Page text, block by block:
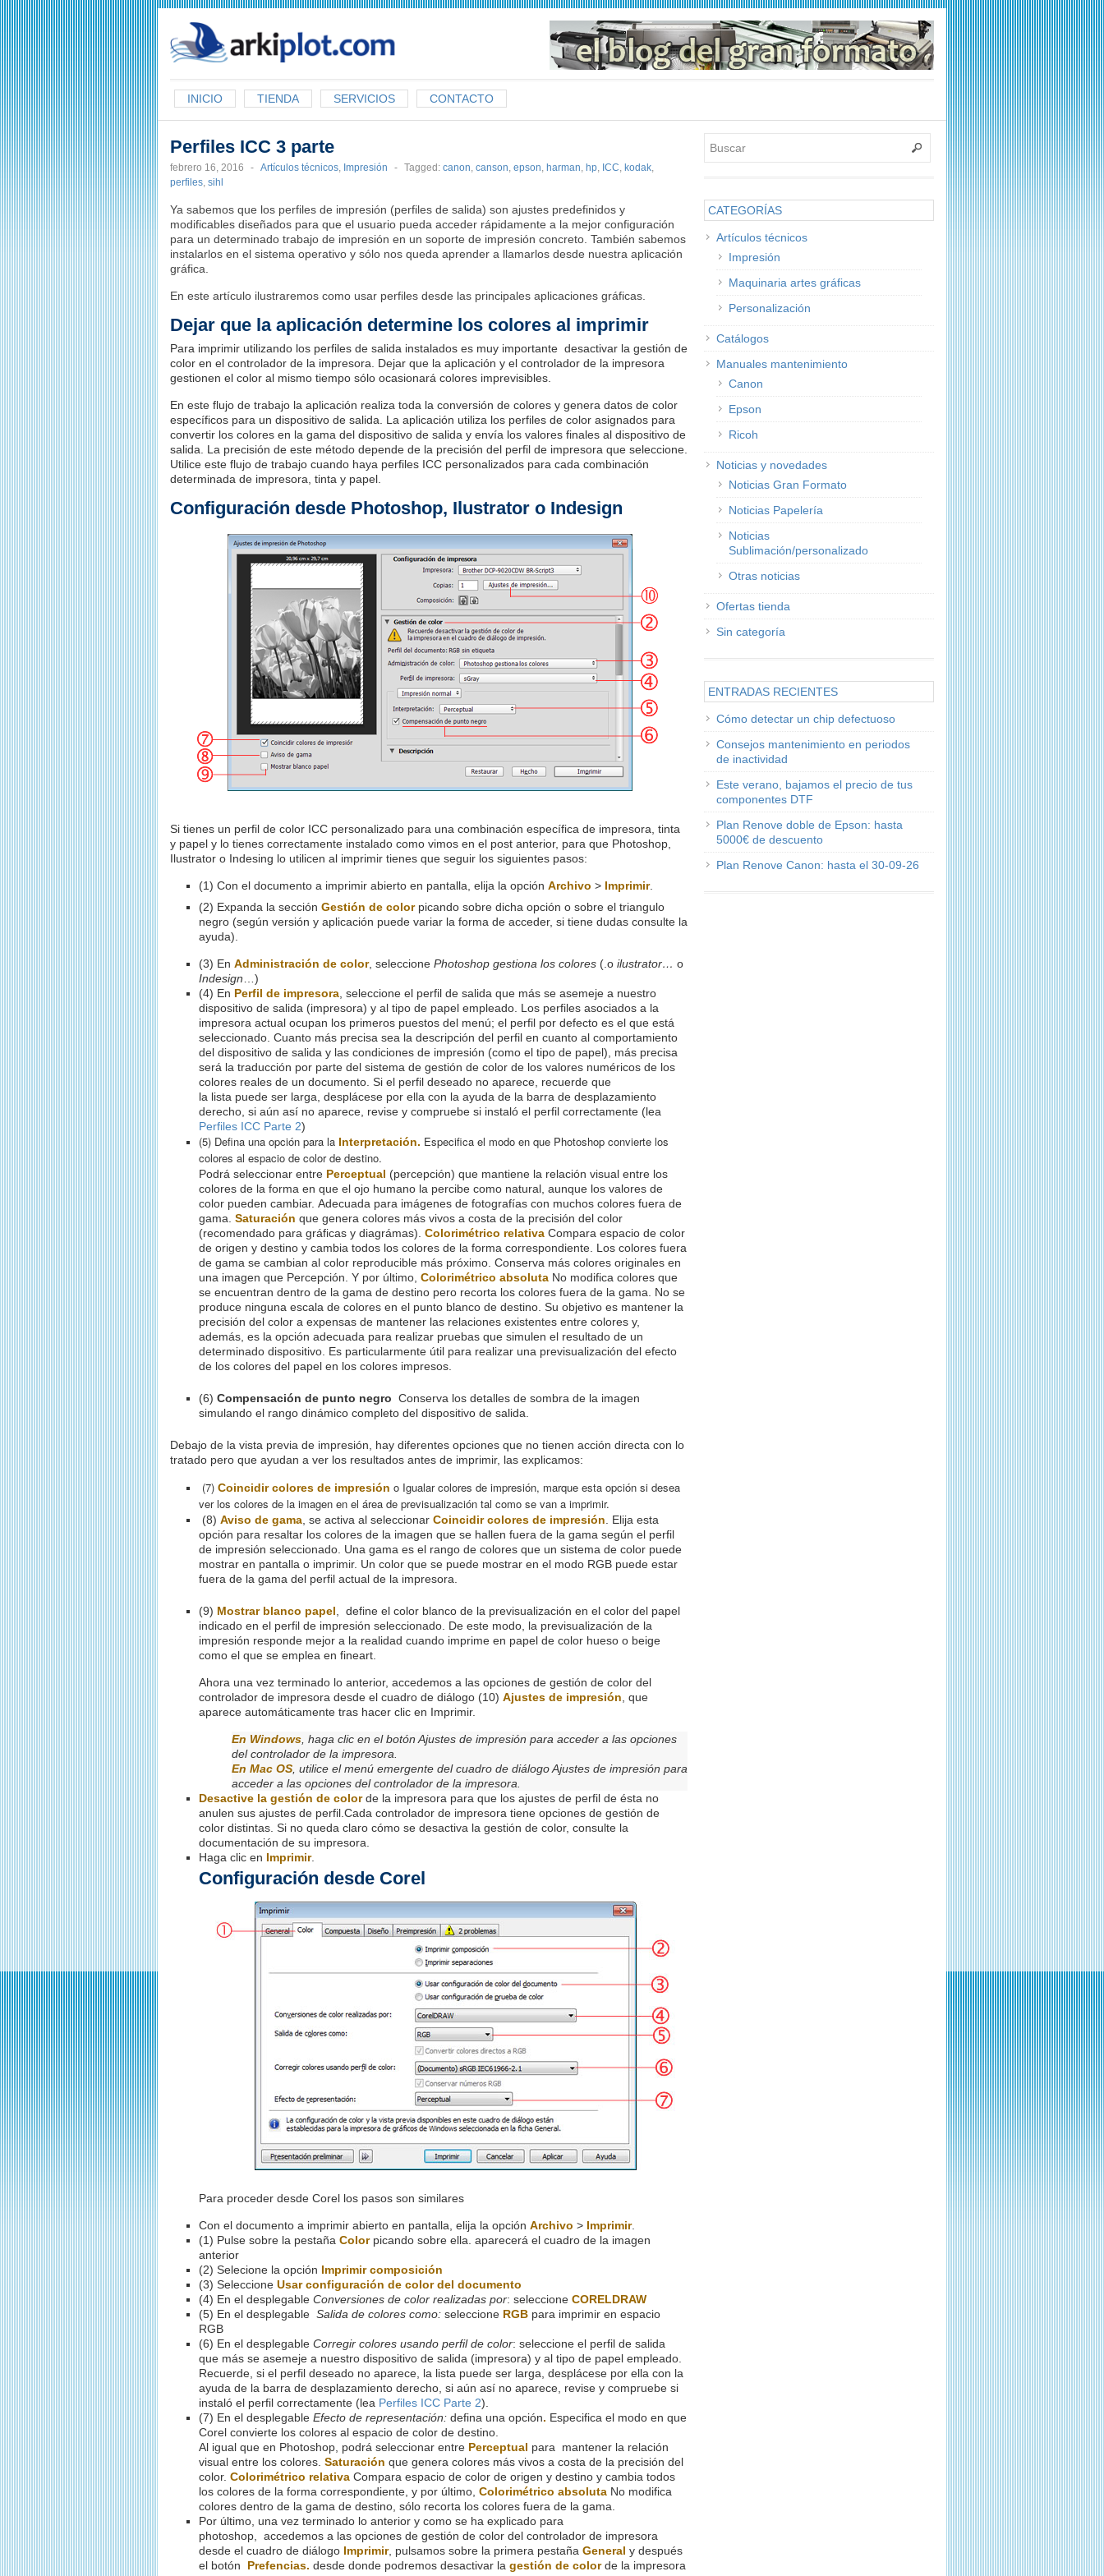
INICIO TIENDA SERVICIOS CONTACTO
Perfiles ICC 3 parte
febrero 16, 2016 - Artículos técnicos, Impresión - Tagged: canon, canson, epson, harman, hp, ICC, kodak,
perfiles, sihl
Ya sabemos que los perfiles de impresión (perfiles de salida) son ajustes predefinidos y
modificables diseñados para que el usuario pueda acceder rápidamente a la mejor configuración
para un determinado trabajo de impresión en un soporte de impresión concreto. También sabemos
instalarlos en el sistema operativo y sólo nos queda aprender a llamarlos desde nuestra aplicación
gráfica.
En este artículo ilustraremos como usar perfiles desde las principales aplicaciones gráficas.
Dejar que la aplicación determine los colores al imprimir
Para imprimir utilizando los perfiles de salida instalados es muy importante desactivar la gestión de
color en el controlador de la impresora. Dejar que la aplicación y el controlador de la impresora
gestionen el color al mismo tiempo sólo ocasionará colores imprevisibles.
En este flujo de trabajo la aplicación realiza toda la conversión de colores y genera datos de color
específicos para un dispositivo de salida. La aplicación utiliza los perfiles de color asignados para
convertir los colores en la gama del dispositivo de salida y envía los valores finales al dispositivo de
salida. La precisión de este método depende de la precisión del perfil de impresora que seleccione.
Utilice este flujo de trabajo cuando haya perfiles ICC personalizados para cada combinación
determinada de impresora, tinta y papel.
Configuración desde Photoshop, Ilustrator o Indesign
Si tienes un perfil de color ICC personalizado para una combinación específica de impresora, tinta
y papel y lo tienes correctamente instalado como vimos en el post anterior, para que Photoshop,
Ilustrator o Indesing lo utilicen al imprimir tienes que seguir los siguientes pasos:
(1) Con el documento a imprimir abierto en pantalla, elija la opción Archivo > Imprimir.
(2) Expanda la sección Gestión de colorpicando sobre dicha opción o sobre el triangulo
negro (según versión y aplicación puede variar la forma de acceder, si tiene dudas consulte la
ayuda).
(3) En Administración de color, seleccione Photoshop gestiona los colores (.o ilustrator… o
Indesign …)
(4) En Perfil de impresora , seleccione el perfil de salida que más se asemeje a nuestro
dispositivo de salida (impresora) y al tipo de papel empleado. Los perfiles asociados a la
impresora actual ocupan los primeros puestos del menú; el perfil por defecto es el que está
seleccionado. Cuanto más precisa sea la descripción del perfil en cuanto al comportamiento
del dispositivo de salida y las condiciones de impresión (como el tipo de papel), más precisa
será la traducción por parte del sistema de gestión de color de los valores numéricos de los
colores reales de un documento. Si el perfil deseado no aparece, recuerde que
la lista puede ser larga, desplácese por ella con la ayuda de la barra de desplazamiento
derecho, si aún así no aparece, revise y compruebe si instaló el perfil correctamente (lea
Perfiles ICC Parte 2)
(5) Defina una opción para la Interpretación. Especifica el modo en que Photoshop convierte los
colores al espacio de color de destino.
Podrá seleccionar entre Perceptual (percepción) que mantiene la relación visual entre los
colores de la forma en que el ojo humano la percibe como natural, aunque los valores de
color pueden cambiar. Adecuada para imágenes de fotografías con muchos colores fuera de
gama. Saturación que genera colores más vivos a costa de la precisión del color
(recomendado para gráficas y diagrámas). Colorimétrico relativa Compara espacio de color
de origen y destino y cambia todos los colores de la forma correspondiente. Los colores fuera
de gama se cambian al color reproducible más próximo. Conserva más colores originales en
una imagen que Percepción. Y por último, Colorimétrico absoluta No modifica colores que
se encuentran dentro de la gama de destino pero recorta los colores fuera de la gama. No se
produce ninguna escala de colores en el punto blanco de destino. Su objetivo es mantener la
precisión del color a expensas de mantener las relaciones existentes entre colores y,
además, es la opción adecuada para realizar pruebas que simulen el resultado de un
determinado dispositivo. Es particularmente útil para realizar una previsualización del efecto
de los colores del papel en los colores impresos.
(6) Compensación de punto negro Conserva los detalles de sombra de la imagen
simulando el rango dinámico completo del dispositivo de salida.
Debajo de la vista previa de impresión, hay diferentes opciones que no tienen acción directa con lo
tratado pero que ayudan a ver los resultados antes de imprimir, las explicamos:
(7) Coincidir colores de impresión o Igualar colores de impresión, marque esta opción si desea
ver los colores de la imagen en el área de previsualización tal como se van a imprimir.
(8) Aviso de gama , se activa al seleccionar Coincidir colores de impresión . Elija esta
opción para resaltar los colores de la imagen que se hallen fuera de la gama según el perfil
de impresión seleccionado. Una gama es el rango de colores que un sistema de color puede
mostrar en pantalla o imprimir. Un color que se puede mostrar en el modo RGB puede estar
fuera de la gama del perfil actual de la impresora.
(9) Mostrar blanco papel , define el color blanco de la previsualización en el color del papel
indicado en el perfil de impresión seleccionado. De este modo, la previsualización de la
impresión responde mejor a la realidad cuando imprime en papel de color hueso o beige
como el que se emplea en fineart.
Ahora una vez terminado lo anterior, accedemos a las opciones de gestión de color del
controlador de impresora desde el cuadro de diálogo (10) Ajustes de impresión , que
aparece automáticamente tras hacer clic en Imprimir.
En Windows , haga clic en el botón Ajustes de impresión para acceder a las opciones
del controlador de la impresora.
En Mac OS , utilice el menú emergente del cuadro de diálogo Ajustes de impresión para
acceder a las opciones del controlador de la impresora.
Desactive la gestión de colorde la impresora para que los ajustes de perfil de ésta no
anulen sus ajustes de perfil. Cada controlador de impresora tiene opciones de gestión de
color distintas. Si no queda claro cómo se desactiva la gestión de color, consulte la
documentación de su impresora.
Haga clic en Imprimir.
Configuración desde Corel
Para proceder desde Corel los pasos son similares
Con el documento a imprimir abierto en pantalla, elija la opción Archivo > Imprimir.
(1) Pulse sobre la pestaña Colorpicando sobre ella . aparecerá el cuadro de la imagen
anterior
(2) Selecione la opción Imprimir composición
(3) Seleccione Usar configuración de color del documento
(4) En el desplegable Conversiones de color realizadas por: seleccione CORELDRAW
(5) En el desplegable Salida de colores como: seleccione RGB para imprimir en espacio
RGB
(6) En el desplegable Corregir colores usando perfil de color: seleccione el perfil de salida
que más se asemeje a nuestro dispositivo de salida (impresora) y al tipo de papel empleado.
Recuerde, si el perfil deseado no aparece, la lista puede ser larga, desplácese por ella con la
ayuda de la barra de desplazamiento derecho, si aún así no aparece, revise y compruebe si
instaló el perfil correctamente (lea Perfiles ICC Parte 2).
(7) En el desplegable Efecto de representación: defina una opción. Especifica el modo en que
Corel convierte los colores al espacio de color de destino.
Al igual que en Photoshop, podrá seleccionar entre Perceptual para mantener la relación
visual entre los colores. Saturación que genera colores más vivos a costa de la precisión del
color. Colorimétrico relativa Compara espacio de color de origen y destino y cambia todos
los colores de la forma correspondiente, y por último, Colorimétrico absoluta No modifica
colores dentro de la gama de destino, sólo recorta los colores fuera de la gama.
Por último, una vez terminado lo anterior y como se ha explicado para
photoshop, accedemos a las opciones de gestión de color del controlador de impresora
desde el cuadro de diálogo Imprimir, pulsamos sobre la primera pestaña General y después
el botón Prefencias. desde donde podremos desactivar la gestión de colorde la impresora
CATEGORÍAS
Artículos técnicos
Impresión
Maquinaria artes gráficas
Personalización
Catálogos
Manuales mantenimiento
Canon
Epson
Ricoh
Noticias y novedades
Noticias Gran Formato
Noticias Papelería
Noticias
Sublimación/personalizado
Otras noticias
Ofertas tienda
Sin categoría
ENTRADAS RECIENTES
Cómo detectar un chip defectuoso
Consejos mantenimiento en periodos
de inactividad
Este verano, bajamos el precio de tus
componentes DTF
Plan Renove doble de Epson: hasta
5000€ de descuento
Plan Renove Canon: hasta el 30-09-26